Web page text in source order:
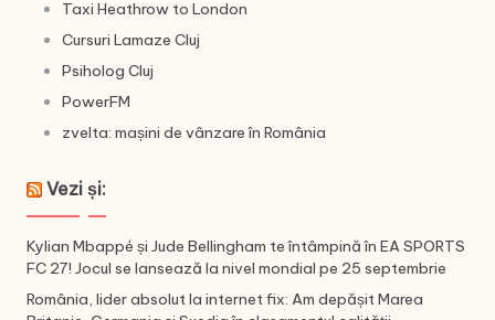
Taxi Heathrow to London
Cursuri Lamaze Cluj
Psiholog Cluj
PowerFM
zvelta: mașini de vânzare în România
Vezi și:
Kylian Mbappé și Jude Bellingham te întâmpină în EA SPORTS
FC 27! Jocul se lansează la nivel mondial pe 25 septembrie
România, lider absolut la internet fix: Am depășit Marea